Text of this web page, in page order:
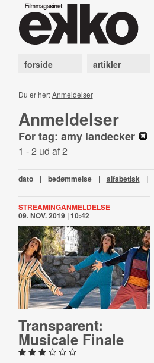
forside artikler
Du er her:Anmeldelser
Anmeldelser
For tag: amy landecker
1 - 2 ud af 2
dato | bedømmelse | alfabetisk |
STREAMINGANMELDELSE
09. NOV. 2019 | 10:42
Trans­par­ent:
Musicale Finale